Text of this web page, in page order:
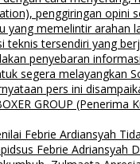
penggiringan opini
yang memelintir arahan
teknis tersendiri yang
penyebaran
segera melayangkan
pers ini
GROUP
Febrie Ardiansyah
Febrie